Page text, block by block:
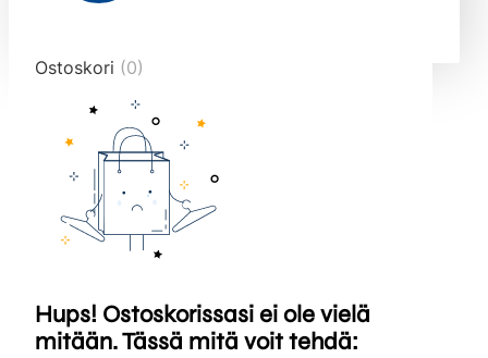
Ostoskori (0)
Hups! Ostoskorissasi ei ole vielä
mitään. Tässä mitä voit tehdä: